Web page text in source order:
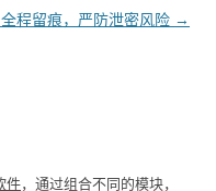
程留痕，严防泄密风险 →
件，通过组合不同的模块，